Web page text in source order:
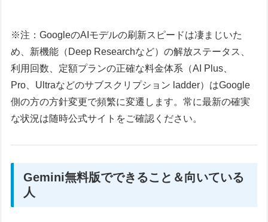
※注：GoogleのAIモデルの刷新スピードは凄まじいた
め、新機能（Deep Researchなど）の解放ステータス、
利用回数、定額プランの正確な料金体系（AI Plus、
Pro、Ultraなどのサブスクリプション ladder）はGoogle
側の方の方針変更で頻繁に変遷します。常に最新の確実
な状況は随時公式サイトをご確認ください。
Gemini無料版でできること＆向いている
人